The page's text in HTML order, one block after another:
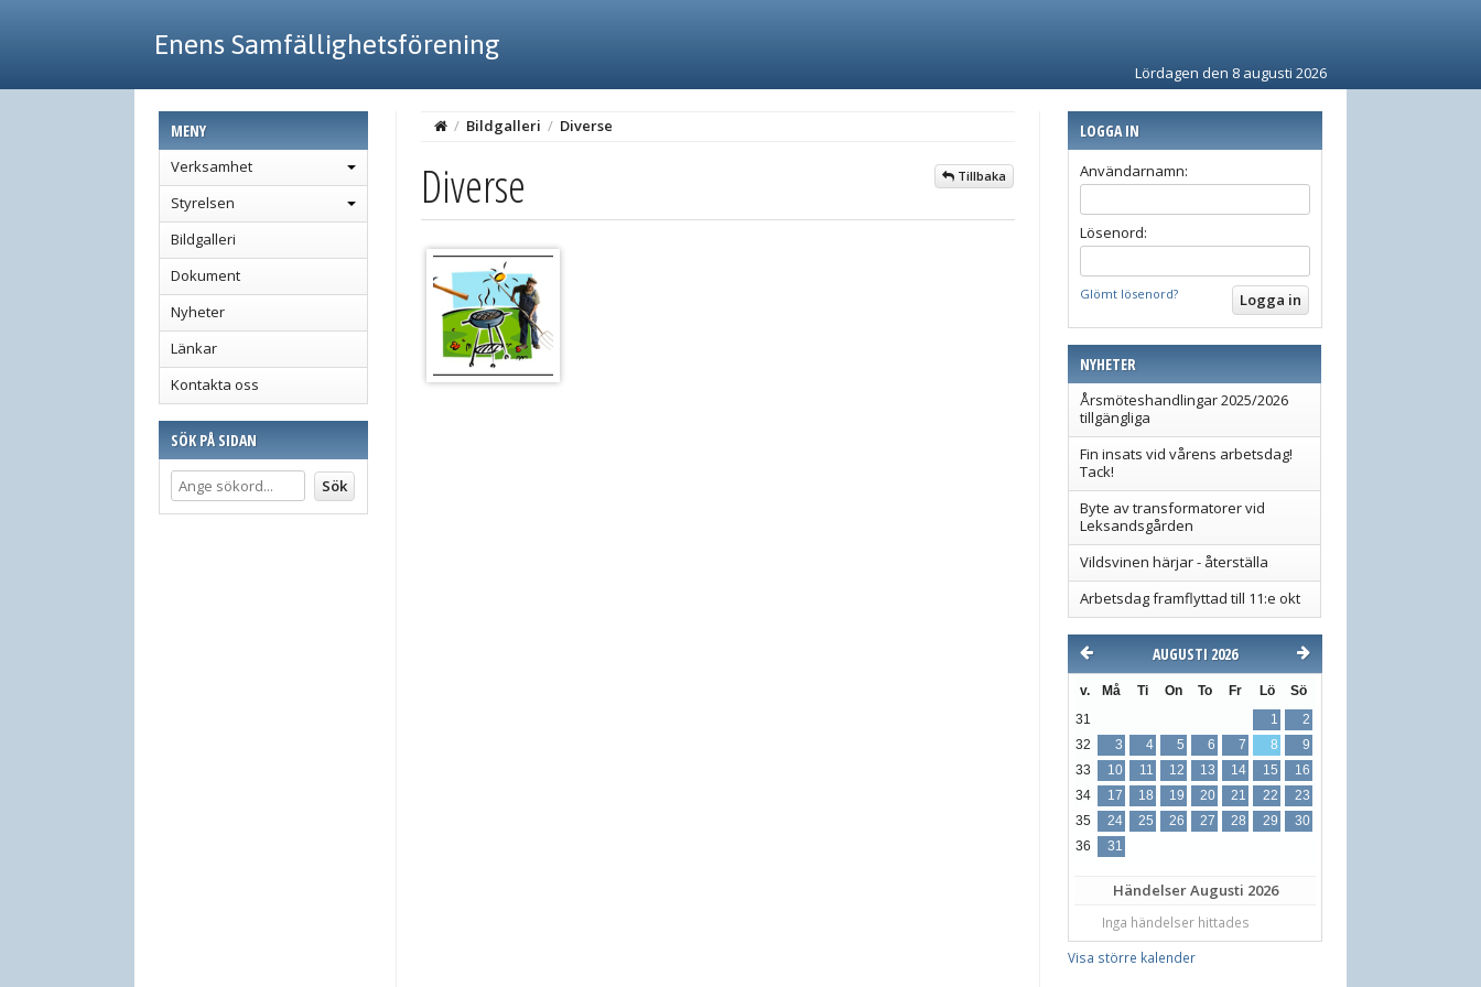
Enens Samfällighetsförening
Lördagen den 8 augusti 2026
MENY
Verksamhet
Styrelsen
Bildgalleri
Dokument
Nyheter
Länkar
Kontakta oss
SÖK PÅ SIDAN
LOGGA IN
Användarnamn:
Lösenord:
Glömt lösenord?
NYHETER
Årsmöteshandlingar 2025/2026
tillgängliga
Fin insats vid vårens arbetsdag!
Tack!
Byte av transformatorer vid
Leksandsgården
Vildsvinen härjar - återställa
Arbetsdag framflyttad till 11:e okt
AUGUSTI 2026
v. Må Ti On To Fr Lö Sö
31 1
2
32
3 4 5 6 7 8
9
33
10 11 12 13 14 15
16
34
17 18 19 20 21 22
23
35
24 25 26 27 28 29
30
36
31
HändelserAugusti 2026
Inga händelser hittades
Visa större kalender
/ Bildgalleri / Diverse
Tillbaka
Diverse